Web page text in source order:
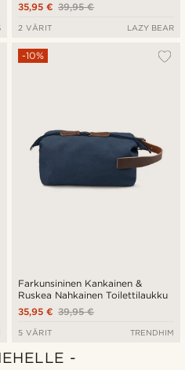
39,95 €
35,95 €
2 VÄRIT LAZY BEAR
Farkunsininen Kankainen &
Ruskea Nahkainen Toilettilaukku
-10%
39,95 €
35,95 €
5 VÄRIT TRENDHIM
-